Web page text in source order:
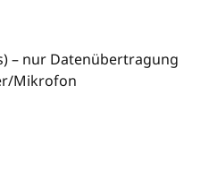
– nur Datenübertragung
Mikrofon